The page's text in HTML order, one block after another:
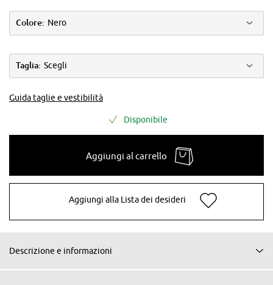
Colore: Nero
Taglia: Scegli
Guida taglie e vestibilità
Disponibile
Aggiungi al carrello
Aggiungi alla Lista dei desideri
Descrizione e informazioni